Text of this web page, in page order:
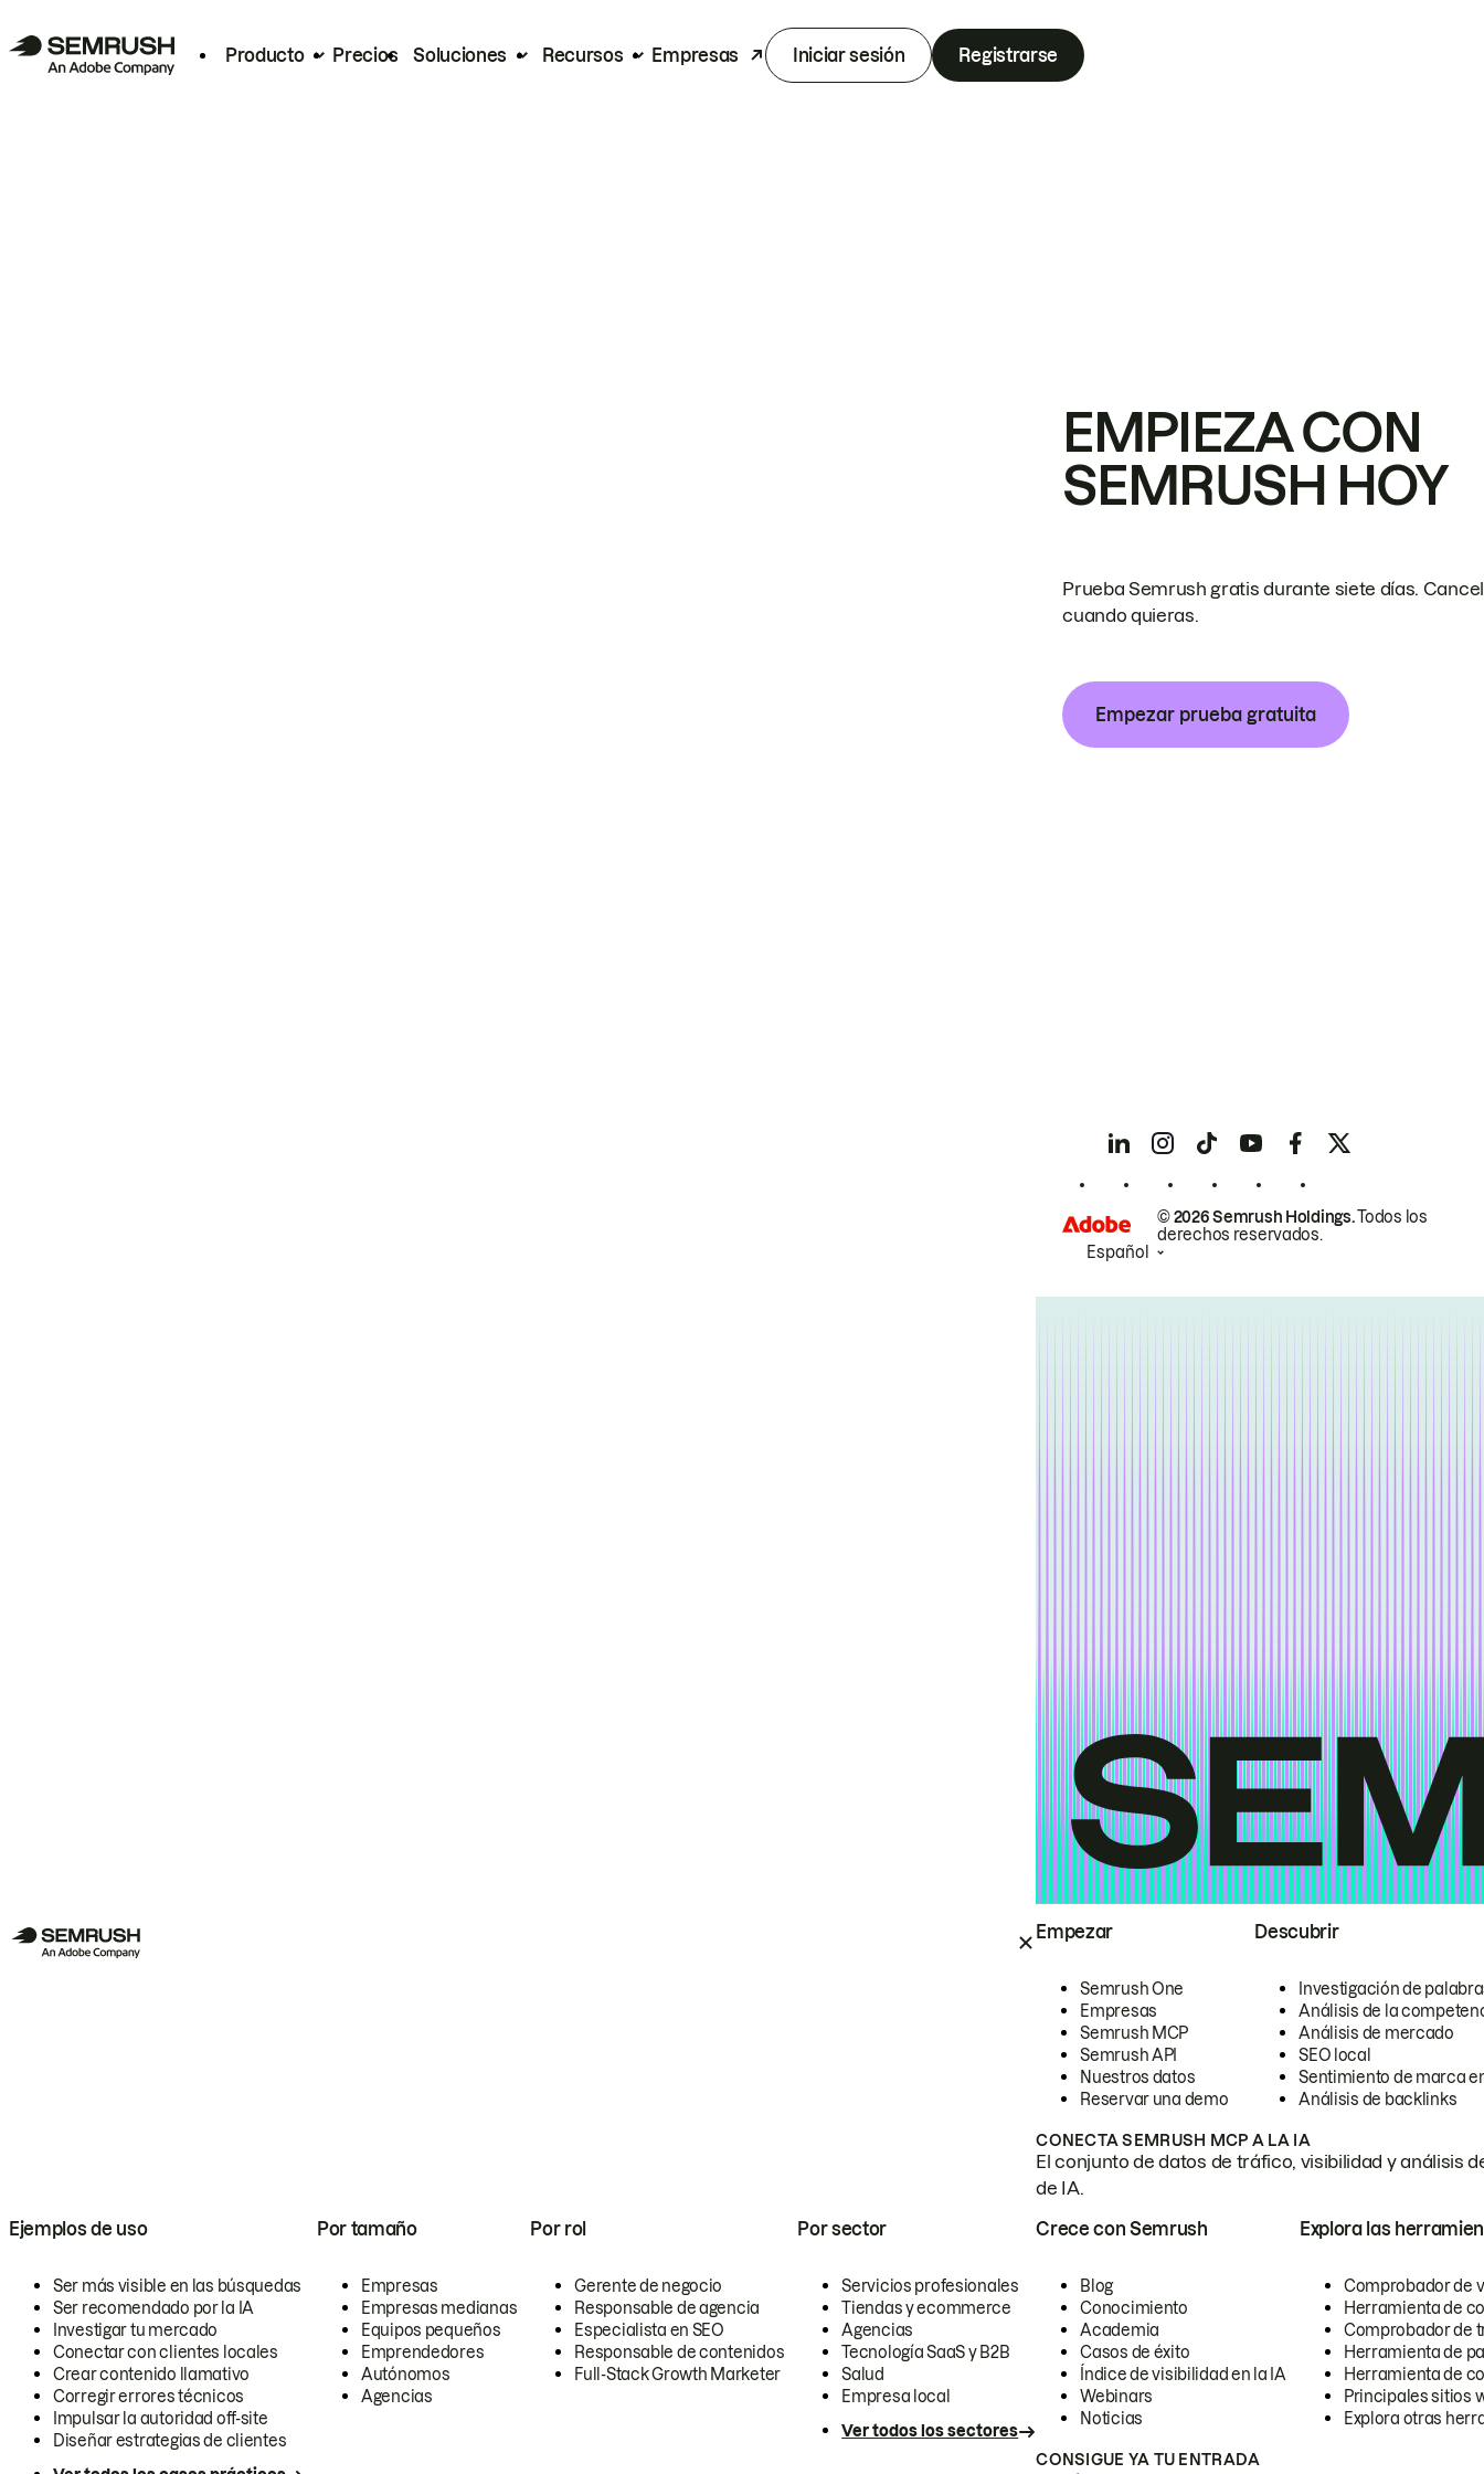
Producto Precios Soluciones Recursos Empresas Iniciar sesión Registrarse
Empezar
Semrush One
Empresas
Semrush MCP
Semrush API
Nuestros datos
Reservar una demo
Descubrir
Investigación de
Análisis de la
Análisis de mercado
SEO local
Sentimiento de marca
Análisis de backlinks
CONECTA SEMRUSH MCP A LA IA
El conjunto de datos de tráfico, visibilidad y análisis
de IA.
Ejemplos de uso
Ser más visible en las búsquedas
Ser recomendado por la IA
Investigar tu mercado
Conectar con clientes locales
Crear contenido llamativo
Corregir errores técnicos
Impulsar la autoridad off-site
Diseñar estrategias de clientes
Por tamaño
Empresas
Empresas medianas
Equipos pequeños
Emprendedores
Autónomos
Agencias
Por rol
Gerente de negocio
Responsable de agencia
Especialista en SEO
Responsable de contenidos
Full-Stack Growth Marketer
Por sector
Servicios profesionales
Tiendas y ecommerce
Agencias
Tecnología SaaS y B2B
Salud
Empresa local
Ver todos los sectores
Crece con Semrush
Blog
Conocimiento
Academia
Casos de éxito
Índice de visibilidad en la IA
Webinars
Noticias
Explora las
Comprobador de
Herramienta de
Comprobador de
Herramienta de
Herramienta de
Principales sitios
Explora otras
CONSIGUE YA TU ENTRADA
EMPIEZA CON
SEMRUSH HOY
Prueba Semrush gratis durante siete días.
cuando quieras.
Empezar prueba gratuita
© 2026 Semrush Holdings.Todos los
derechos reservados.
Español